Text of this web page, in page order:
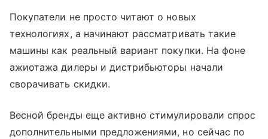
Покупатели не просто читают о новых
технологиях, а начинают рассматривать такие
машины как реальный вариант покупки. На фоне
ажиотажа дилеры и дистрибьюторы начали
сворачивать скидки.
Весной бренды еще активно стимулировали спрос
дополнительными предложениями, но сейчас по